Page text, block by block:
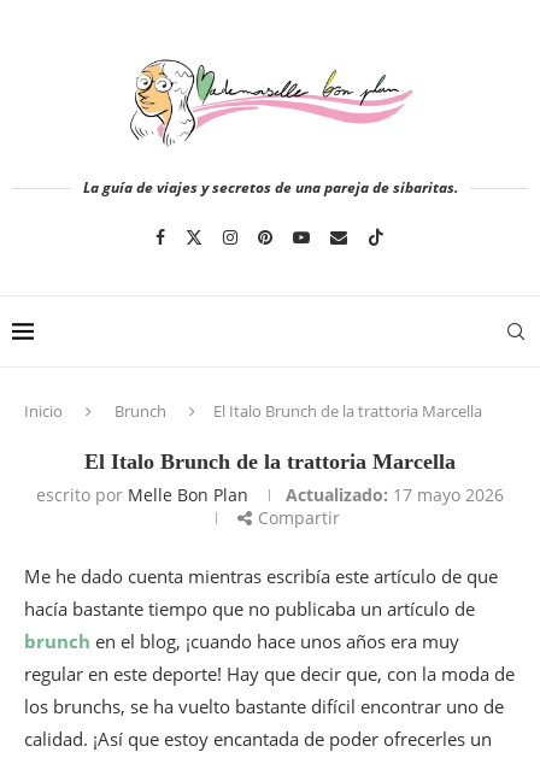
La guía de viajes y secretos de una pareja de sibaritas.
Inicio Brunch El Italo Brunch de la trattoria Marcella
El Italo Brunch de la trattoria Marcella
escrito por Melle Bon Plan Actualizado: 17 mayo 2026
Compartir
Me he dado cuenta mientras escribía este artículo de que
hacía bastante tiempo que no publicaba un artículo de
brunch en el blog, ¡cuando hace unos años era muy
regular en este deporte! Hay que decir que, con la moda de
los brunchs, se ha vuelto bastante difícil encontrar uno de
calidad. ¡Así que estoy encantada de poder ofrecerles un